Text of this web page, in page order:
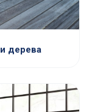
дерева